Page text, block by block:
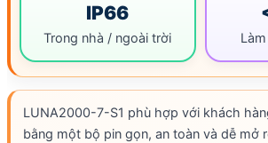
IP66
Trong nhà / ngoài trời
LUNA2000-7-S1 phù hợp với khách
bằng một bộ pin gọn, an toàn và dễ mở